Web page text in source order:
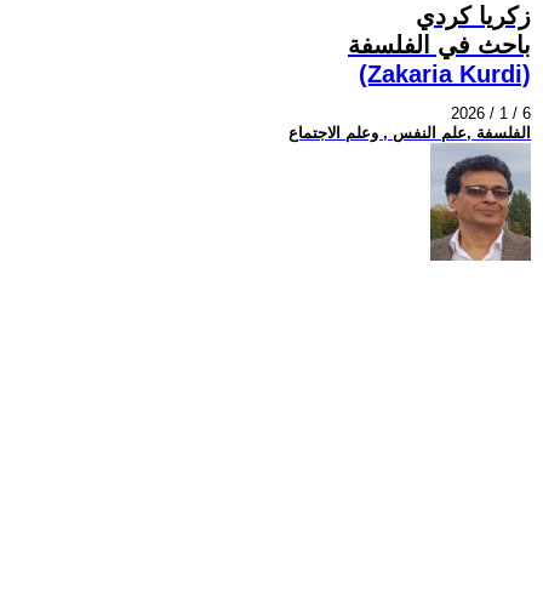
زكريا كردي
باحث في الفلسفة
(Zakaria Kurdi)
2026 / 1 / 6
الفلسفة ,علم النفس , وعلم الاجتماع